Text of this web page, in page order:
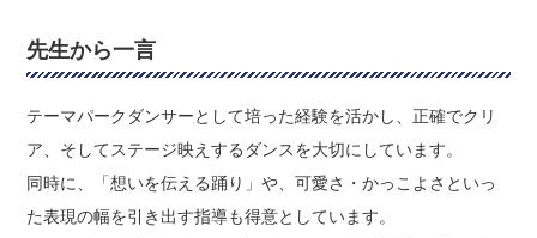
先生から一言
テーマパークダンサーとして培った経験を活かし、正確でクリ
ア、そしてステージ映えするダンスを大切にしています。
同時に、「想いを伝える踊り」や、可愛さ・かっこよさといっ
た表現の幅を引き出す指導も得意としています。